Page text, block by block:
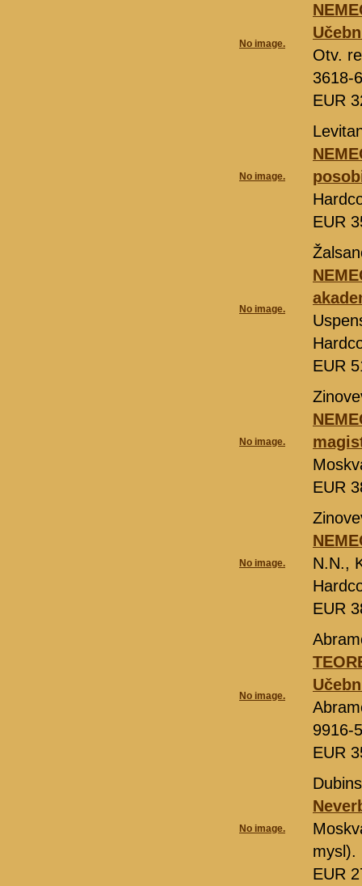
No image.
Otv.
3618-6
EUR
No image.
EUR
No image.
EUR
No image.
EUR
No image.
N.N.,
EUR
No image.
9916-
EUR
No image.
mysl).
EUR